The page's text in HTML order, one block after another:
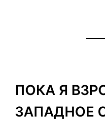
ПОКА Я
ЗАПАДНОЕ